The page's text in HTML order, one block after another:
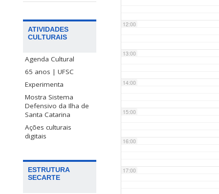
ATIVIDADES
CULTURAIS
Agenda Cultural
65 anos | UFSC
Experimenta
Mostra Sistema
Defensivo da Ilha de
Santa Catarina
Ações culturais
digitais
ESTRUTURA
SECARTE
12:00
13:00
14:00
15:00
16:00
17:00